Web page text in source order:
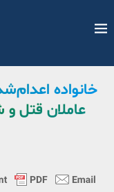
خانواده
عاملان قتل و